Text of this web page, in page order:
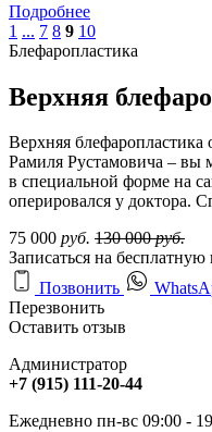
Подробнее
1 ... 7 8 9 10
Блефаропластика
Верхняя
Верхняя
Рамиля Рустамовича – вы
в специальной форме на
оперировался у доктора.
75 000 руб. 130 000руб.
Записаться на бесплатную
Позвонить
Перезвонить
Оставить отзыв
Администратор
+7 (915) 111-20-44
Ежедневно пн-вс 09:00 -